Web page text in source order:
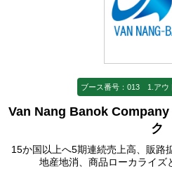
ブース番号：013 1.アウ
Van Nang Banok
ク
15か国以上へ5期連続売上高、販路
地産地消、商品ローカライズ